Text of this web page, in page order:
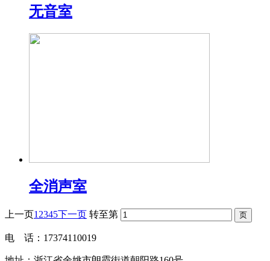
无音室
全消声室
上一页1 2345下一页 转至第
电 话：17374110019